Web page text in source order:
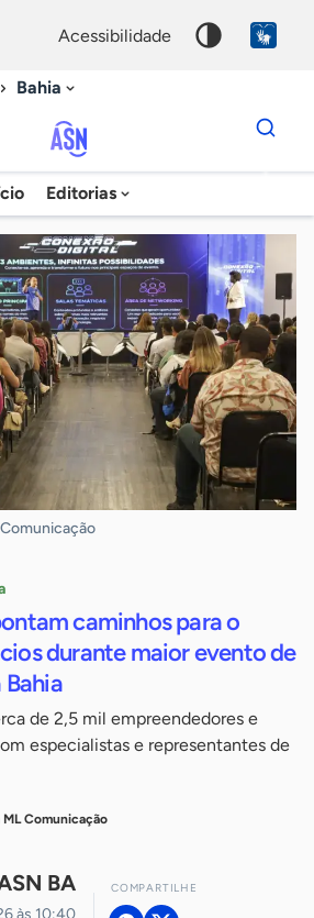
acessibilidade
Bahia
Agência
Sebrae
de
Notícias
Editorias
Dados
para
chave
caminhos para o
durante maior evento de
de 2,5 mil empreendedores e
especialistas e representantes de
Comunicação
BA COMPARTILHE